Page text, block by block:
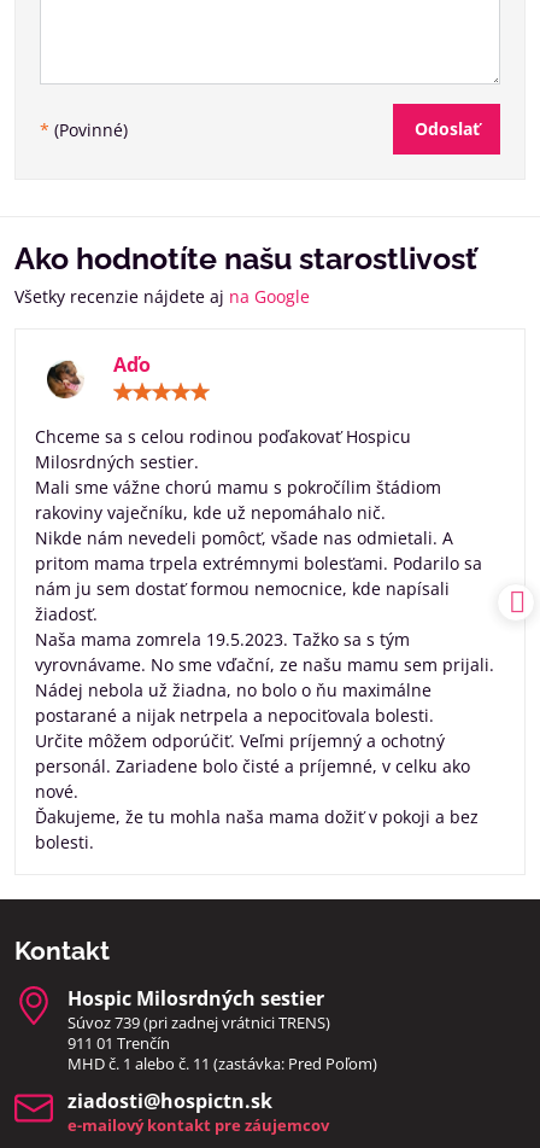
* (Povinné) Odoslať
Ako hodnotíte našu starostlivosť
Všetky recenzie nájdete aj na Google
Aďo
5
Chceme sa s celou rodinou poďakovať Hospicu
Milosrdných sestier.
Mali sme vážne chorú mamu s pokročílim štádiom
rakoviny vaječníku, kde už nepomáhalo nič.
Nikde nám nevedeli pomôcť, všade nas odmietali. A
pritom mama trpela extrémnymi bolesťami. Podarilo sa
nám ju sem dostať formou nemocnice, kde napísali
žiadosť.
Naša mama zomrela 19.5.2023. Tažko sa s tým
vyrovnávame. No sme vďační, ze našu mamu sem prijali.
Nádej nebola už žiadna, no bolo o ňu maximálne
postarané a nijak netrpela a nepociťovala bolesti.
Určite môžem odporúčiť. Veľmi príjemný a ochotný
personál. Zariadene bolo čisté a príjemné, v celku ako
nové.
Ďakujeme, že tu mohla naša mama dožiť v pokoji a bez
bolesti.
Kontakt
Hospic Milosrdných sestier
Súvoz 739 (pri zadnej vrátnici TRENS)
911 01 Trenčín
MHD č. 1 alebo č. 11 (zastávka: Pred Poľom)
ziadosti​@hospictn​.sk
e-mailový kontakt pre záujemcov